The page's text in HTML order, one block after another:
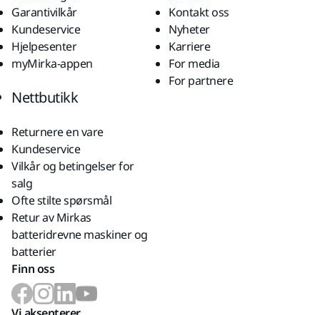
Garantivilkår
Kundeservice
Hjelpesenter
myMirka-appen
Kontakt oss
Nyheter
Karriere
For media
For partnere
Nettbutikk
Returnere en vare
Kundeservice
Vilkår og betingelser for
salg
Ofte stilte spørsmål
Retur av Mirkas
batteridrevne maskiner og
batterier
Finn oss